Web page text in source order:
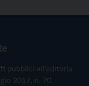
pubblici all'editoria
2017, n. 70.